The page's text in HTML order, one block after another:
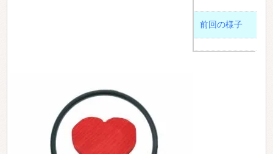
前回の様子